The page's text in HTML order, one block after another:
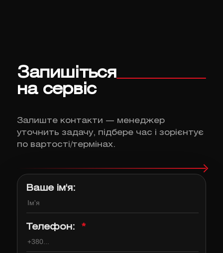
Запишіться
на сервіс
Залиште контакти — менеджер
уточнить задачу, підбере час і зорієнтує
по вартості/термінах.
Ваше ім'я:
Телефон: *